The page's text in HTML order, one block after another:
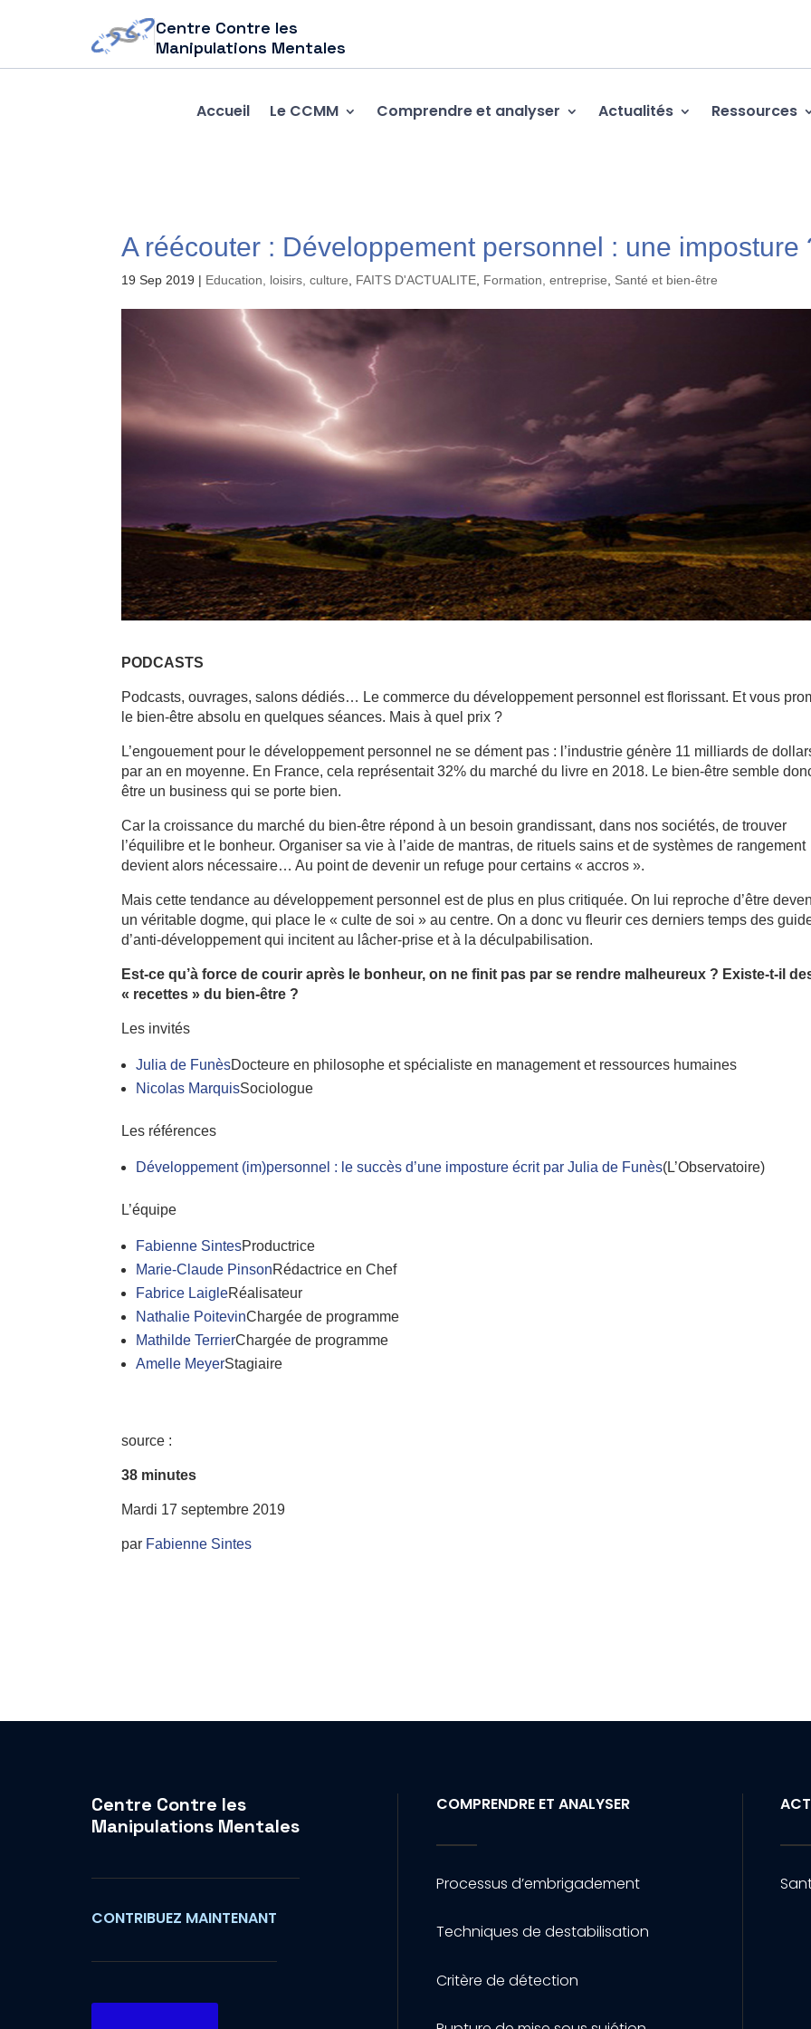
Centre Contre les
Manipulations Mentales
Accueil Le CCMM Comprendre et analyser Actualités Ressources
A réécouter : Développement personnel : une imposture
19 Sep 2019 | Education, loisirs, culture FAITS D'ACTUALITE Formation, entreprise Santé et bien-être
PODCASTS
Podcasts, ouvrages, salons dédiés… Le commerce du développement personnel est florissant. Et vous
le bien-être absolu en quelques séances. Mais à quel prix ?
L’engouement pour le développement personnel ne se dément pas : l’industrie génère 11 milliards de
par an en moyenne. En France, cela représentait 32% du marché du livre en 2018. Le bien-être semble
être un business qui se porte bien.
Car la croissance du marché du bien-être répond à un besoin grandissant, dans nos sociétés, de trouver
l’équilibre et le bonheur. Organiser sa vie à l’aide de mantras, de rituels sains et de systèmes de rangement
devient alors nécessaire… Au point de devenir un refuge pour certains « accros ».
Mais cette tendance au développement personnel est de plus en plus critiquée. On lui reproche d’être
un véritable dogme, qui place le « culte de soi » au centre. On a donc vu fleurir ces derniers temps des
d’anti-développement qui incitent au lâcher-prise et à la déculpabilisation.
Est-ce qu’à force de courir après le bonheur, on ne finit pas par se rendre malheureux ? Existe-t-il
« recettes » du bien-être ?
Les invités
Julia de FunèsDocteure en philosophe et spécialiste en management et ressources humaines
Nicolas MarquisSociologue
Les références
Développement (im)personnel : le succès d’une imposture écrit par Julia de Funès(L’Observatoire)
L’équipe
Fabienne SintesProductrice
Marie-Claude PinsonRédactrice en Chef
Fabrice LaigleRéalisateur
Nathalie PoitevinChargée de programme
Mathilde TerrierChargée de programme
Amelle MeyerStagiaire
source :
38 minutes
Mardi 17 septembre 2019
par Fabienne Sintes
Centre Contre les
Manipulations Mentales
CONTRIBUEZ MAINTENANT
COMPRENDRE ET ANALYSER
Processus d’embrigadement
Techniques de destabilisation
Critère de détection